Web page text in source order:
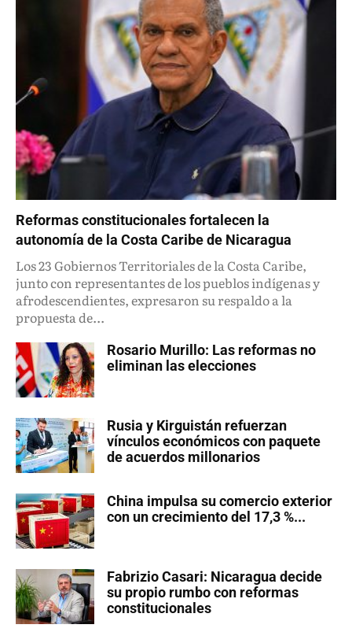
Reformas constitucionales fortalecen la
autonomía de la Costa Caribe de Nicaragua
Los 23 Gobiernos Territoriales de la Costa Caribe,
junto con representantes de los pueblos indígenas y
afrodescendientes, expresaron su respaldo a la
propuesta de...
Rosario Murillo: Las reformas no
eliminan las elecciones
Rusia y Kirguistán refuerzan
vínculos económicos con paquete
de acuerdos millonarios
China impulsa su comercio exterior
con un crecimiento del 17,3 %...
Fabrizio Casari: Nicaragua decide
su propio rumbo con reformas
constitucionales